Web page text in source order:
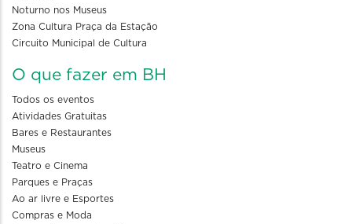
Noturno nos Museus
Zona Cultura Praça da Estação
Circuito Municipal de Cultura
O que fazer em BH
Todos os eventos
Atividades Gratuitas
Bares e Restaurantes
Museus
Teatro e Cinema
Parques e Praças
Ao ar livre e Esportes
Compras e Moda